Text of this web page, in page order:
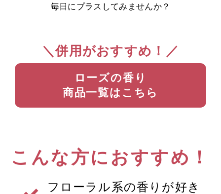
毎日にプラスしてみませんか？
＼併用がおすすめ！／
ローズの香り
商品一覧はこちら
こんな方におすすめ！
フローラル系の香りが好き